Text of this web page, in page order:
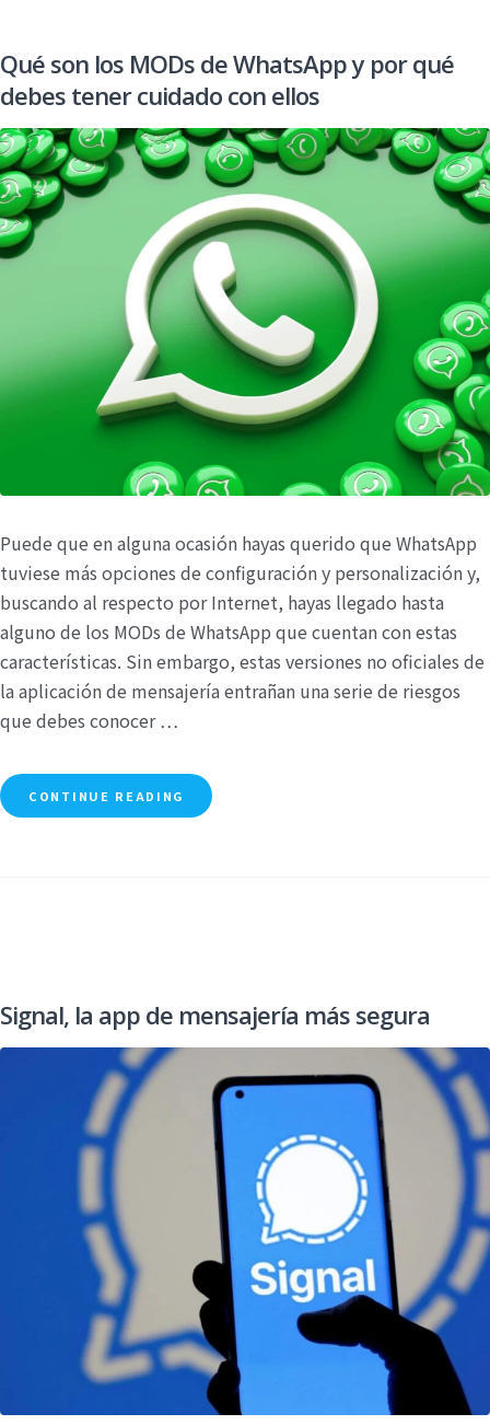
Qué son los MODs de WhatsApp y por qué
debes tener cuidado con ellos
Puede que en alguna ocasión hayas querido que WhatsApp
tuviese más opciones de configuración y personalización y,
buscando al respecto por Internet, hayas llegado hasta
alguno de los MODs de WhatsApp que cuentan con estas
características. Sin embargo, estas versiones no oficiales de
la aplicación de mensajería entrañan una serie de riesgos
que debes conocer …
CONTINUE READING
Signal, la app de mensajería más segura